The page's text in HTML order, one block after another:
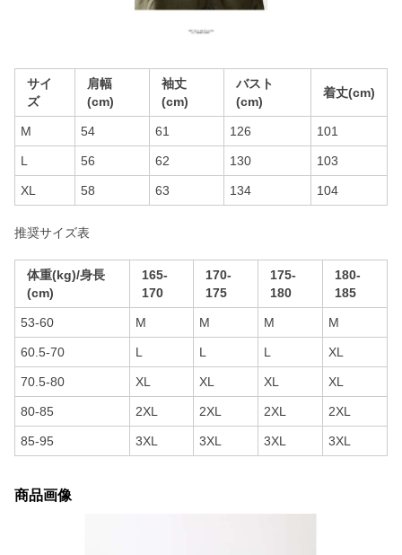
サイ
ズ
肩幅
(cm)
袖丈
(cm)
バスト
(cm)
着丈(cm)
M 54 61 126 101
L 56 62 130 103
XL 58 63 134 104
推奨サイズ表
体重(kg)/身長
(cm)
165-
170
170-
175
175-
180
180-
185
53-60 M M M M
60.5-70 L L L XL
70.5-80 XL XL XL XL
80-85 2XL 2XL 2XL 2XL
85-95 3XL 3XL 3XL 3XL
商品画像